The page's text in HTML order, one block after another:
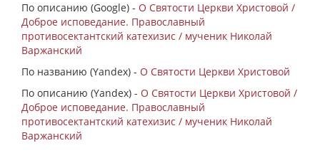
По описанию (Google) - О Святости Церкви Христовой /
Доброе исповедание. Православный
противосектантский катехизис / мученик Николай
Варжанский
По названию (Yandex) - О Святости Церкви Христовой
По описанию (Yandex) - О Святости Церкви Христовой /
Доброе исповедание. Православный
противосектантский катехизис / мученик Николай
Варжанский